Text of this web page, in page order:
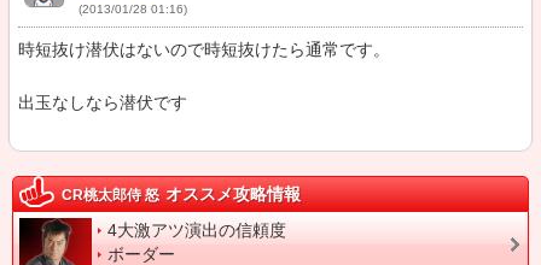
(2013/01/28 01:16)
時短抜け潜伏はないので時短抜けたら通常です。
出玉なしなら潜伏です
CR桃太郎侍 怒 オススメ攻略情報
4大激アツ演出の信頼度
ボーダー